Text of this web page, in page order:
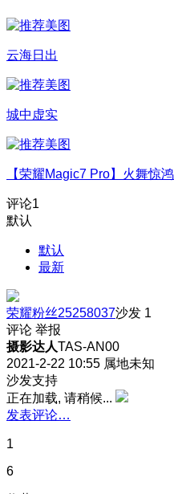
云海日出
城中虚实
【荣耀Magic7 Pro】火舞惊鸿
评论1
默认
默认
最新
荣耀粉丝25258037沙发 1
评论 举报
摄影达人TAS-AN00
2021-2-22 10:55 属地未知
沙发支持
正在加载, 请稍候...
发表评论…
1
6